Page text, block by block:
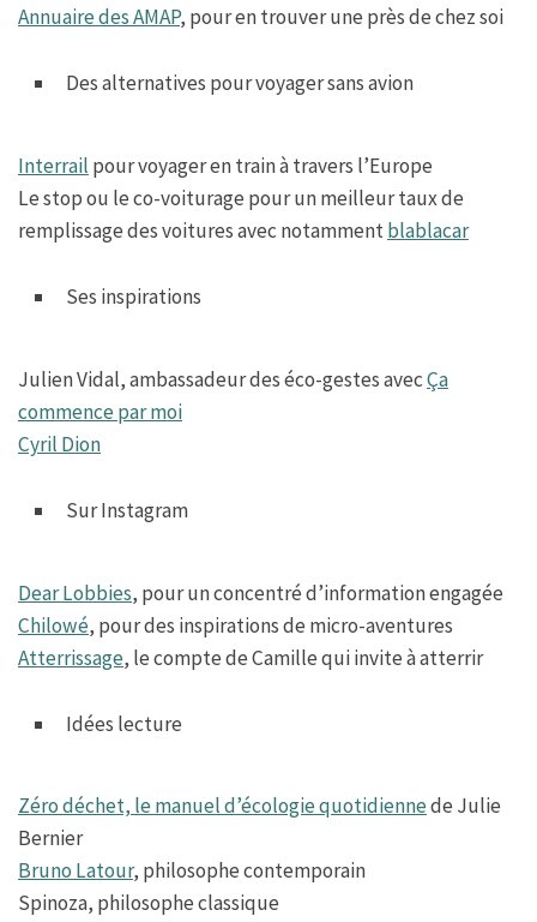
Annuaire des AMAP, pour en trouver une près de chez soi
Des alternatives pour voyager sans avion
Interrail pour voyager en train à travers l’Europe
Le stop ou le co-voiturage pour un meilleur taux de
remplissage des voitures avec notammentblablacar
Ses inspirations
Julien Vidal, ambassadeur des éco-gestes avecÇa
commence par moi
Cyril Dion
Sur Instagram
Dear Lobbies, pour un concentré d’information engagée
Chilowé, pour des inspirations de micro-aventures
Atterrissage, le compte de Camille qui invite à atterrir
Idées lecture
Zéro déchet, le manuel d’écologie quotidiennede Julie
Bernier
Bruno Latour, philosophe contemporain
Spinoza, philosophe classique